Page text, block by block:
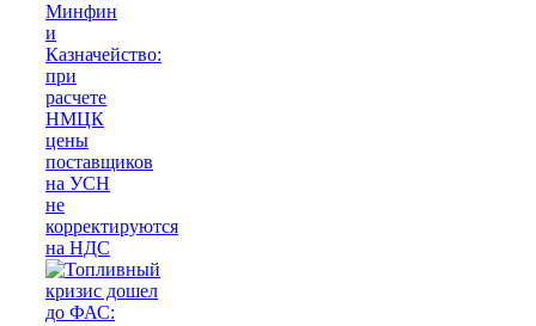
Минфин
и
Казначейство:
при
расчете
НМЦК
цены
поставщиков
на УСН
не
корректируются
на НДС